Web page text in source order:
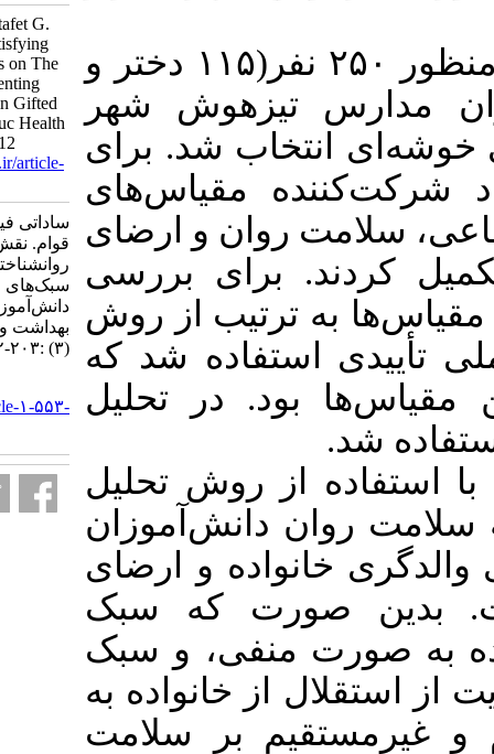
برای این منظور ۲۵۰ نفر(۱۱۵ دختر و
تیزهوش شهر
شد. برای
مقیاس‌های
روان و ارضای
برای بررسی
ترتیب از روش
شد که
در تحلیل
روش تحلیل
دانش‌آموزان
و ارضای
که سبک
منفی، و سبک
خانواده به
بر سلامت
Sadati Firoozabadi S, Moltafet G.
The Mediating Role of Satisfying
Basic Psychological Needs on The
Relationship Between Parenting
Styles and Mental Health in Gifted
Students. Iran J Health Educ Health
Promot 2017; 5 (3) :203-212
URL:http://journal.ihepsa.ir/article-
1-553-fa.html
ساداتی فیروزآبادی سمیه، ملتفت
قوام. نقش واسطه‌ای نیازهای
روانشناختیِ پایه در ارتباط بین
سبک‌های والدگری و سلامت روان
دانش‌آموزان تیز هوش . آموزش
بهداشت و ارتقای سلامت. ۱۳۹۶; ۵
(۳) :۲۰۳-۲۱۲
http://journal.ihepsa.ir/article-۱-۵۵۳-